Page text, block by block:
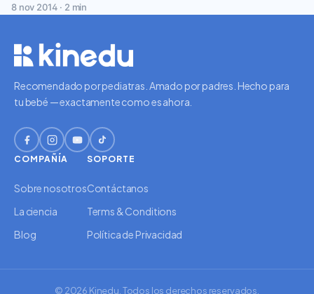
8 nov 2014 · 2 min
Recomendado por pediatras. Amado por padres. Hecho para
tu bebé — exactamente como es ahora.
COMPAÑÍA
Sobre nosotros
La ciencia
Blog
SOPORTE
Contáctanos
Terms & Conditions
Política de Privacidad
© 2026 Kinedu. Todos los derechos reservados.